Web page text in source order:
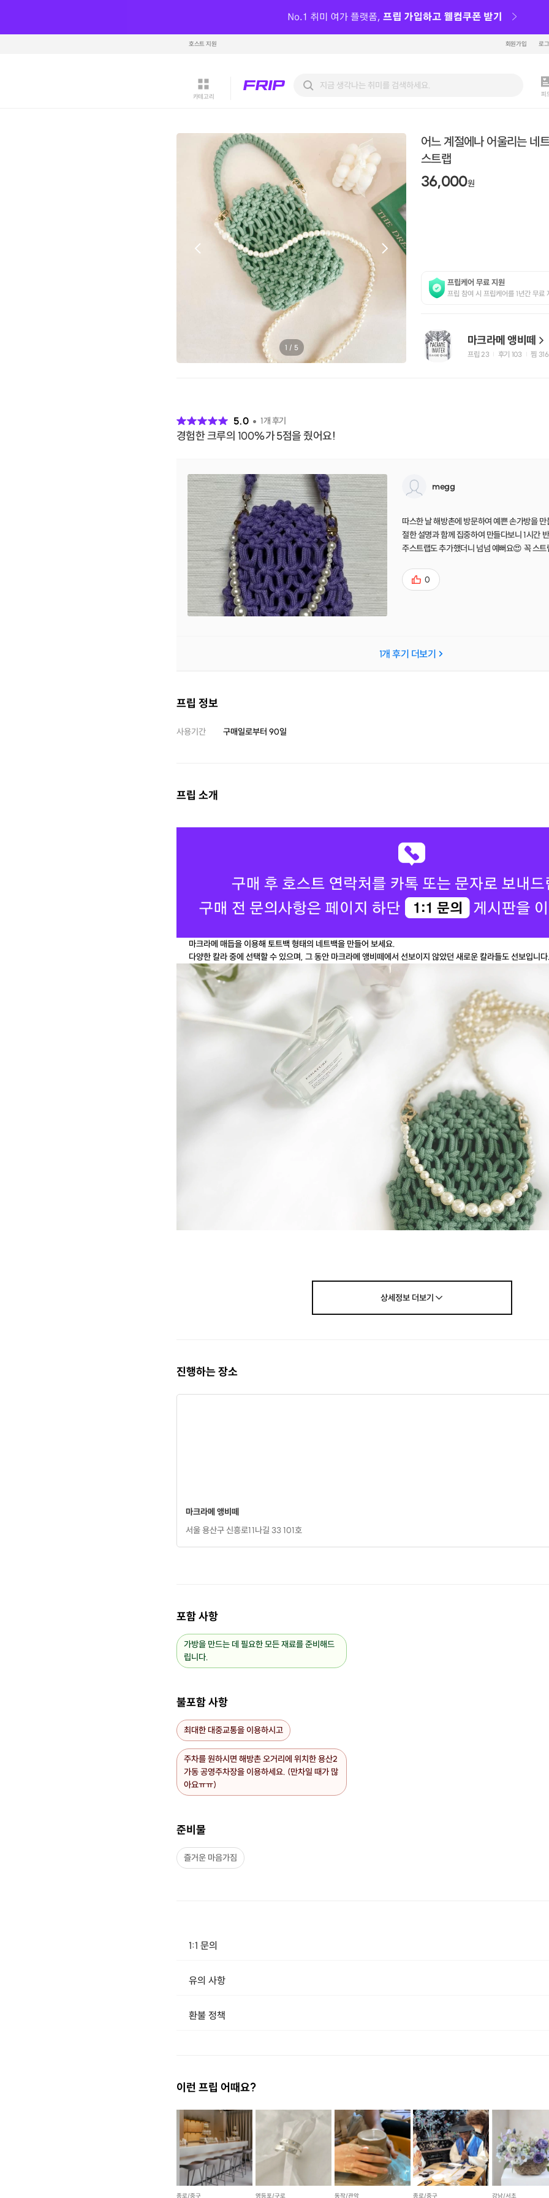
호스트 지원 회원가입 로
카테고리 피
1 / 5
어느 계절에나 어울리는 네
스트랩
36,000원
프립케어 무료 지원
프립 참여 시 프립케어를 1년간 무료
마크라메 앵비떼
프립 23 후기 103 찜 316
5.0 1개 후기
경험한 크루의 100%가 5점을 줬어요!
megg
따스한 날 해방촌에 방문하여 예쁜 손가방을
절한 설명과 함께 집중하여 만들다보니 1시간
주스트랩도 추가했더니 넘넘 예뻐요😍 꼭 스
에 잘 들고 다닐게요 참! 가실 때 꼭 사장님 설
0
1개 후기 더보기
프립 정보
사용기간 구매일로부터 90일
프립 소개
마크라메 매듭을 이용해 토트백 형태의 네트백을 만들어 보세요.
다양한 칼라 중에 선택할 수 있으며, 그 동안 마크라메 앵비떼에서 선보이지 않았던 새로운 칼라들도 선보입니
[아이보리]
상세정보더보기
진행하는 장소
마크라메 앵비떼
서울 용산구 신흥로11나길 33 101호
포함 사항
가방을 만드는 데 필요한 모든 재료를 준비해드
립니다.
불포함 사항
최대한 대중교통을 이용하시고
주차를 원하시면 해방촌 오거리에 위치한 용산2
가동 공영주차장을 이용하세요. (만차일 때가 많
아요ㅠㅠ)
준비물
즐거운 마음가짐
1:1 문의
유의 사항
환불 정책
이런 프립 어때요?
종로/중구 영등포/구로 동작/관악 종로/중구 강남/서초